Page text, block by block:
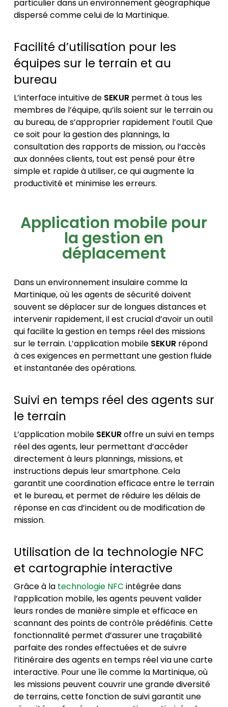
particulier dans un environnement géographique
dispersé comme celui de la Martinique.
Facilité d’utilisation pour les
équipes sur le terrain et au
bureau
L’interface intuitive de SEKURpermet à tous les
membres de l’équipe, qu’ils soient sur le terrain ou
au bureau, de s’approprier rapidement l’outil. Que
ce soit pour la gestion des plannings, la
consultation des rapports de mission, ou l’accès
aux données clients, tout est pensé pour être
simple et rapide à utiliser, ce qui augmente la
productivité et minimise les erreurs.
Application mobile pour
la gestion en
déplacement
Dans un environnement insulaire comme la
Martinique, où les agents de sécurité doivent
souvent se déplacer sur de longues distances et
intervenir rapidement, il est crucial d’avoir un outil
qui facilite la gestion en temps réel des missions
sur le terrain. L’application mobile SEKURrépond
à ces exigences en permettant une gestion fluide
et instantanée des opérations.
Suivi en temps réel des agents sur
le terrain
L’application mobile SEKURoffre un suivi en temps
réel des agents, leur permettant d’accéder
directement à leurs plannings, missions, et
instructions depuis leur smartphone. Cela
garantit une coordination efficace entre le terrain
et le bureau, et permet de réduire les délais de
réponse en cas d’incident ou de modification de
mission.
Utilisation de la technologie NFC
et cartographie interactive
Grâce à latechnologie NFC intégrée dans
l’application mobile, les agents peuvent valider
leurs rondes de manière simple et efficace en
scannant des points de contrôle prédéfinis. Cette
fonctionnalité permet d’assurer une traçabilité
parfaite des rondes effectuées et de suivre
l’itinéraire des agents en temps réel via une carte
interactive. Pour une île comme la Martinique, où
les missions peuvent couvrir une grande diversité
de terrains, cette fonction de suivi garantit une